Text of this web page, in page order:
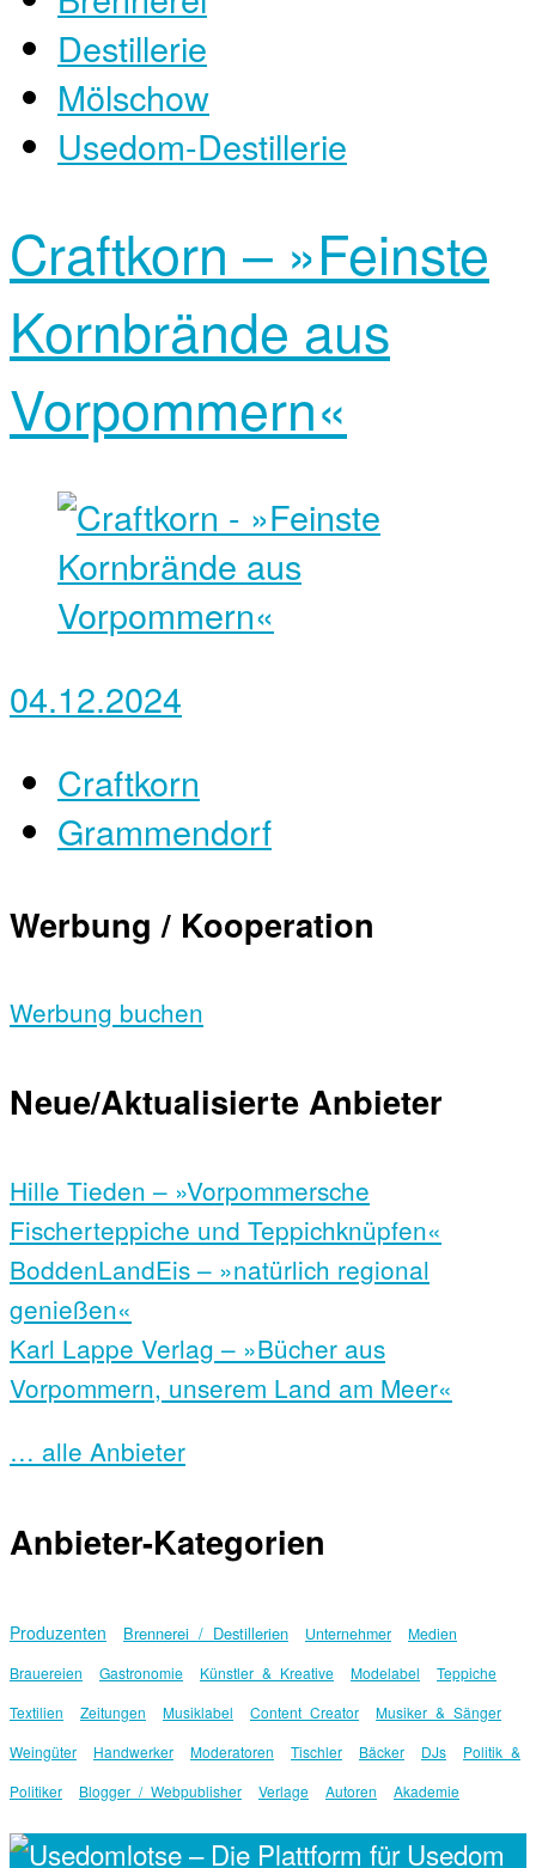
Destillerie
Mölschow
Usedom-Destillerie
Craftkorn – »Feinste
Kornbrände aus
Vorpommern«
04.12.2024
Craftkorn
Grammendorf
Werbung / Kooperation
Werbung buchen
Neue/Aktualisierte Anbieter
Hille Tieden – »Vorpommersche
Fischerteppiche und Teppichknüpfen«
BoddenLandEis – »natürlich regional
genießen«
Karl Lappe Verlag – »Bücher aus
Vorpommern, unserem Land am Meer«
… alle Anbieter
Anbieter-Kategorien
Produzenten Brennerei / Destillerien Unternehmer
Medien
Brauereien
Gastronomie Künstler & Kreative Modelabel
Teppiche
Textilien
Zeitungen Musiklabel Content Creator
Musiker & Sänger
Weingüter
Handwerker Moderatoren Tischler Bäcker DJs
Politik &
Politiker
Blogger / Webpublisher Verlage Autoren Akademie